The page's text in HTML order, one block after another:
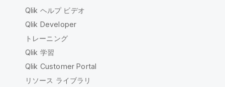
Qlik ヘルプ ビデオ
Qlik Developer
トレーニング
Qlik 学習
Qlik Customer Portal
リソース ライブラリ